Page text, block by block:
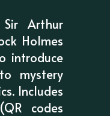
Arthur
Holmes
introduce
mystery
Includes
codes